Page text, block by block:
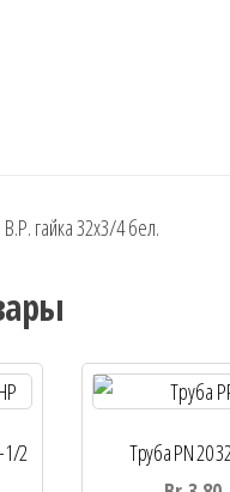
гайка 32х3/4 бел.
1/2 Труба PN 20